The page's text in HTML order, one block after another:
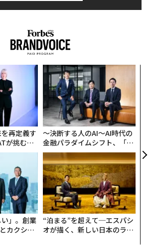
る「長期的な」米国への追い風と
家マイケル・バーリーは「市場はこの
生じうるすべてを織り込んでいませ
る。筆者は、ドナルド・トランプ米大
業がビットコインに関するサプライズ
での指摘と受け取っている。
再定義す
が挑むス
〜決断する人のAI〜AI時代の
金融パラダイムシフト、「超
個別化」の核心 【MUFG×ウ
ェルスナビ×PwC】
い」。創業
カクシン
“泊まる”を超えて─エスパシ
オが描く、新しい日本のラグ